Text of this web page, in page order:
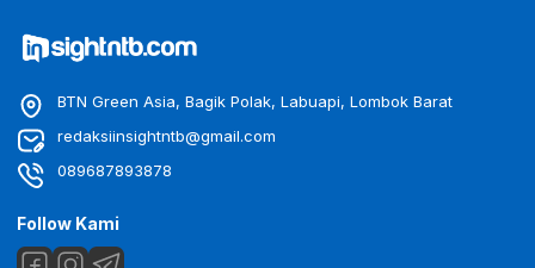
BTN Green Asia, Bagik Polak, Labuapi, Lombok Barat
redaksiinsightntb@gmail.com
089687893878
Follow Kami